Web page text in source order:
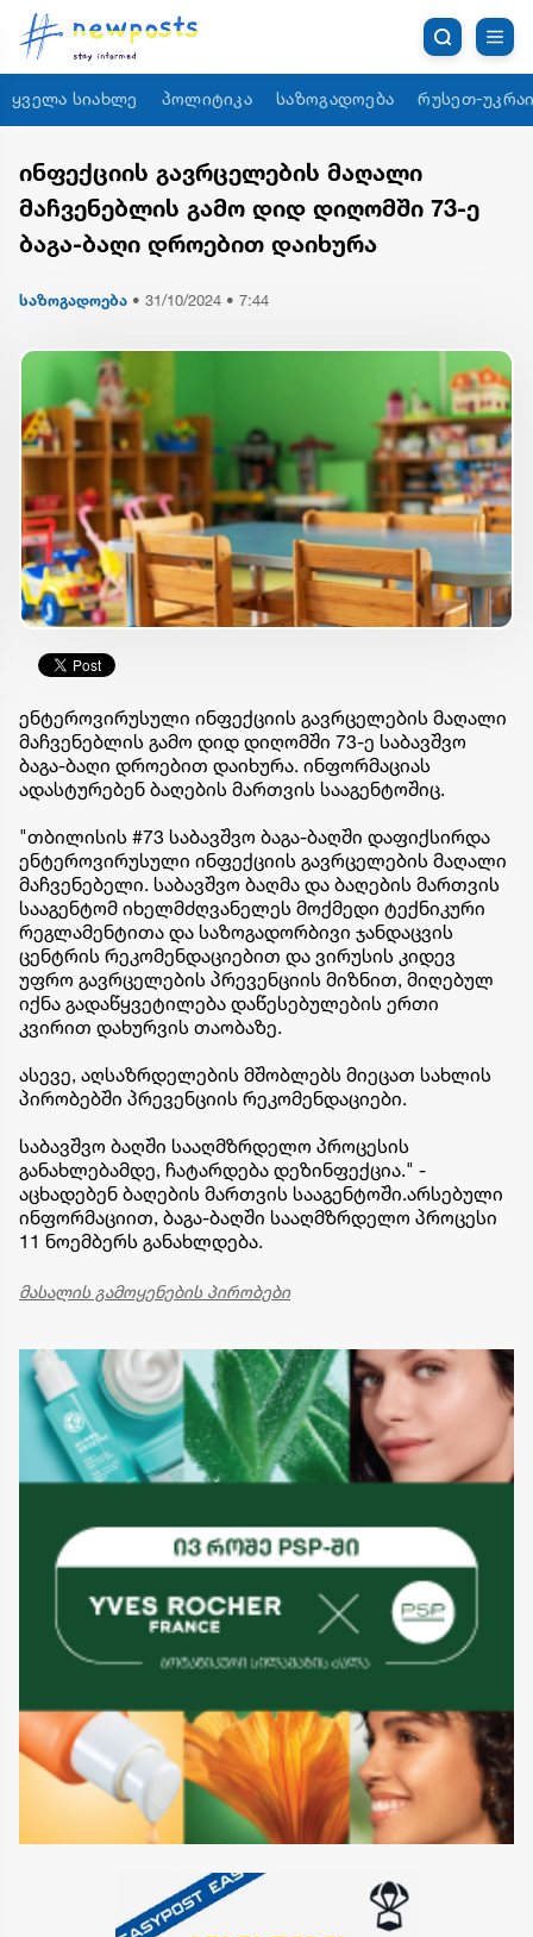
ყველა სიახლე პოლიტიკა საზოგადოება რუსეთ-
ინფექციის გავრცელების მაღალი
მაჩვენებლის გამო დიდ დიღომში 73-ე
ბაგა-ბაღი დროებით დაიხურა
საზოგადოება • 31/10/2024 • 7:44
ენტეროვირუსული ინფექციის გავრცელების მაღალი
მაჩვენებლის გამო დიდ დიღომში 73-ე საბავშვო
ბაგა-ბაღი დროებით დაიხურა. ინფორმაციას
ადასტურებენ ბაღების მართვის სააგენტოშიც.
"თბილისის #73 საბავშვო ბაგა-ბაღში დაფიქსირდა
ენტეროვირუსული ინფექციის გავრცელების მაღალი
მაჩვენებელი. საბავშვო ბაღმა და ბაღების მართვის
სააგენტომ იხელმძღვანელეს მოქმედი ტექნიკური
რეგლამენტითა და საზოგადორბივი ჯანდაცვის
ცენტრის რეკომენდაციებით და ვირუსის კიდევ
უფრო გავრცელების პრევენციის მიზნით, მიღებულ
იქნა გადაწყვეტილება დაწესებულების ერთი
კვირით დახურვის თაობაზე.
ასევე, აღსაზრდელების მშობლებს მიეცათ სახლის
პირობებში პრევენციის რეკომენდაციები.
საბავშვო ბაღში სააღმზრდელო პროცესის
განახლებამდე, ჩატარდება დეზინფექცია." -
აცხადებენ ბაღების მართვის სააგენტოში.არსებული
ინფორმაციით, ბაგა-ბაღში სააღმზრდელო პროცესი
11 ნოემბერს განახლდება.
მასალის გამოყენების პირობები